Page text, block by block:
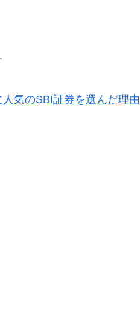
気のSBI証券を選んだ理由